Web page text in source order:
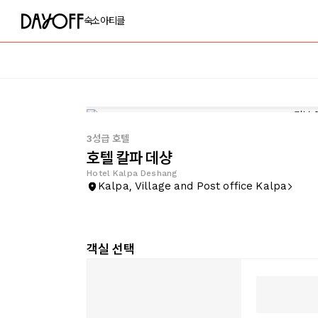
숙소아티클
3성급 호텔
호텔 칼파 데샹
Hotel Kalpa Deshang
Kalpa, Village and Post office Kalpa
객실 선택